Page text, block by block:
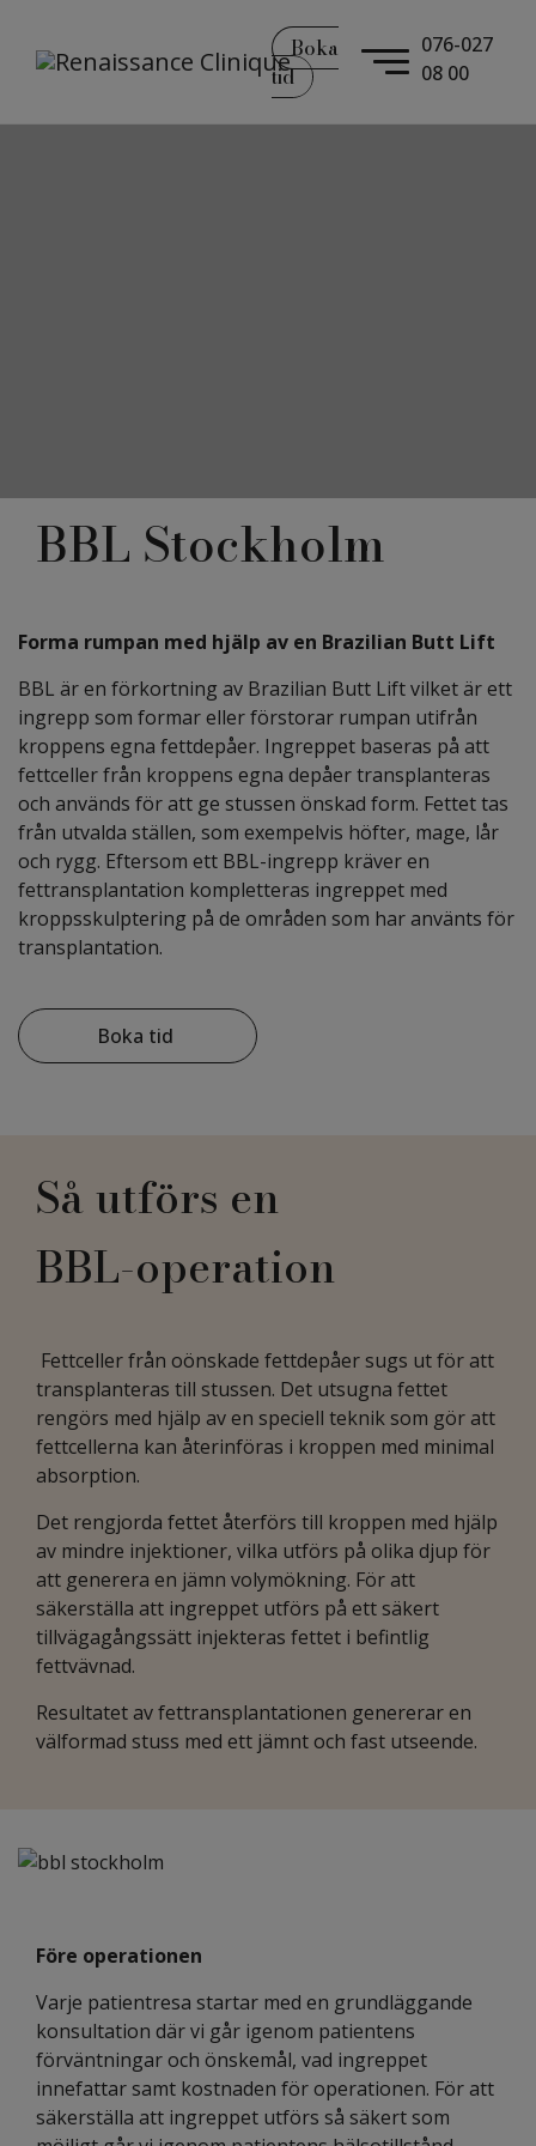
Boka
tid
076-027
08 00
BBL Stockholm
Forma rumpan med hjälp av en Brazilian Butt Lift
BBL är en förkortning av Brazilian Butt Lift vilket är ett
ingrepp som formar eller förstorar rumpan utifrån
kroppens egna fettdepåer. Ingreppet baseras på att
fettceller från kroppens egna depåer transplanteras
och används för att ge stussen önskad form. Fettet tas
från utvalda ställen, som exempelvis höfter, mage, lår
och rygg. Eftersom ett BBL-ingrepp kräver en
fettransplantation kompletteras ingreppet med
kroppsskulptering på de områden som har använts för
transplantation.
Boka tid
Så utförs en
BBL-operation
Fettceller från oönskade fettdepåer sugs ut för att
transplanteras till stussen. Det utsugna fettet
rengörs med hjälp av en speciell teknik som gör att
fettcellerna kan återinföras i kroppen med minimal
absorption.
Det rengjorda fettet återförs till kroppen med hjälp
av mindre injektioner, vilka utförs på olika djup för
att generera en jämn volymökning. För att
säkerställa att ingreppet utförs på ett säkert
tillvägagångssätt injekteras fettet i befintlig
fettvävnad.
Resultatet av fettransplantationen genererar en
välformad stuss med ett jämnt och fast utseende.
Före operationen
Varje patientresa startar med en grundläggande
konsultation där vi går igenom patientens
förväntningar och önskemål, vad ingreppet
innefattar samt kostnaden för operationen. För att
säkerställa att ingreppet utförs så säkert som